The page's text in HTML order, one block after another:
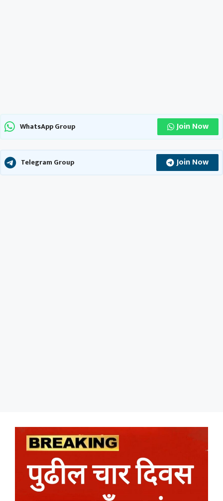
WhatsApp Group Join Now
Telegram Group Join Now